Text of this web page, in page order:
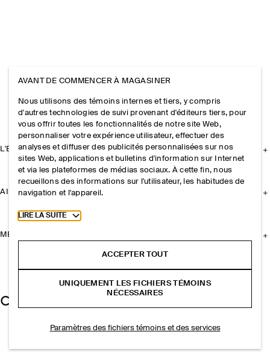
L'ENTREPRISE
AIDE
MENTIONS LÉGALES
AVANT DE COMMENCER À MAGASINER
Nous utilisons des témoins internes et tiers, y compris
d'autres technologies de suivi provenant d'éditeurs tiers, pour
vous offrir toutes les fonctionnalités de notre site Web,
personnaliser votre expérience utilisateur, effectuer des
analyses et diffuser des publicités personnalisées sur nos
sites Web, applications et bulletins d'information sur Internet
et via les plateformes de médias sociaux. À cette fin, nous
recueillons des informations sur l'utilisateur, les habitudes de
navigation et l'appareil.
Toggle more cookie information
LIRE LA SUITE
ACCEPTER TOUT
UNIQUEMENT LES FICHIERS TÉMOINS
NÉCESSAIRES
Paramètres des fichiers témoins et des services